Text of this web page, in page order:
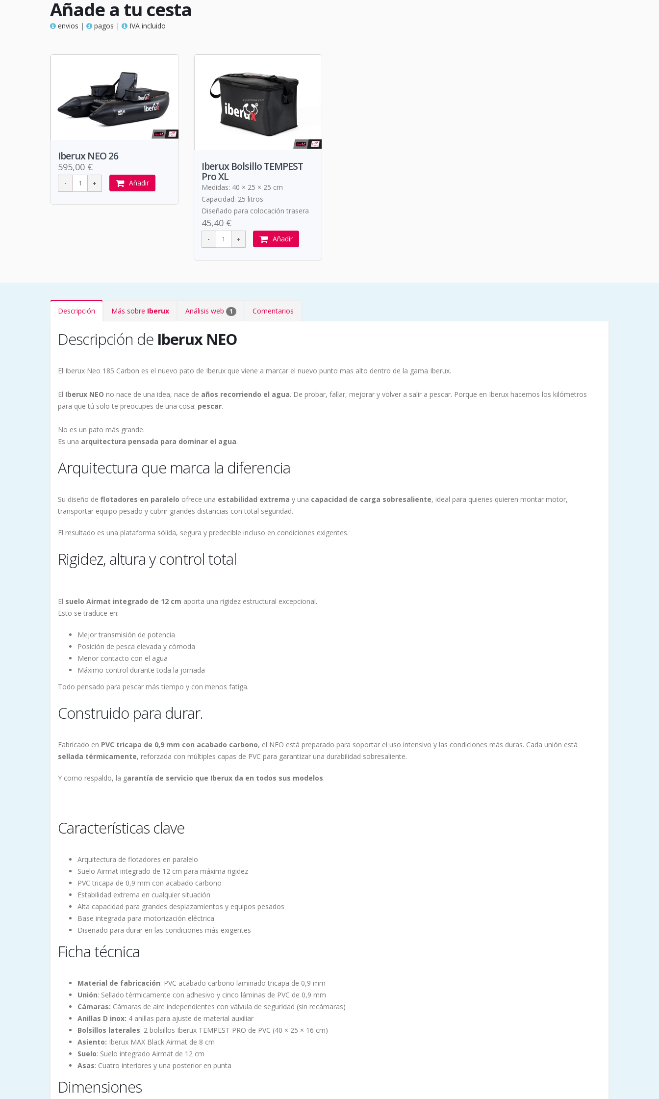
Añade a tu cesta
envios | pagos | IVA incluido
Iberux NEO 26
595,00 €
Añadir
Iberux Bolsillo TEMPEST
Pro XL
Medidas: 40 × 25 × 25 cm
Capacidad: 25 litros
Diseñado para colocación trasera
45,40 €
Añadir
Descripción Más sobre Iberux Análisis web 1 Comentarios
Descripción de Iberux NEO
El Iberux Neo 185 Carbon es el nuevo pato de Iberux que viene a marcar el nuevo punto mas alto dentro de la gama Iberux.
El Iberux NEO no nace de una idea, nace de años recorriendo el agua. De probar, fallar, mejorar y volver a salir a pescar. Porque en Iberux hacemos los kilómetros
para que tú solo te preocupes de una cosa: pescar.
No es un pato más grande.
Es una arquitectura pensada para dominar el agua.
Arquitectura que marca la diferencia
Su diseño de flotadores en paralelo ofrece una estabilidad extrema y una capacidad de carga sobresaliente, ideal para quienes quieren montar motor,
transportar equipo pesado y cubrir grandes distancias con total seguridad.
El resultado es una plataforma sólida, segura y predecible incluso en condiciones exigentes.
Rigidez, altura y control total
El suelo Airmat integrado de 12 cm aporta una rigidez estructural excepcional.
Esto se traduce en:
Mejor transmisión de potencia
Posición de pesca elevada y cómoda
Menor contacto con el agua
Máximo control durante toda la jornada
Todo pensado para pescar más tiempo y con menos fatiga.
Construido para durar.
Fabricado en PVC tricapa de 0,9 mm con acabado carbono, el NEO está preparado para soportar el uso intensivo y las condiciones más duras. Cada unión está
sellada térmicamente, reforzada con múltiples capas de PVC para garantizar una durabilidad sobresaliente.
Y como respaldo, la garantía de servicio que Iberux da en todos sus modelos.
Características clave
Arquitectura de flotadores en paralelo
Suelo Airmat integrado de 12 cm para máxima rigidez
PVC tricapa de 0,9 mm con acabado carbono
Estabilidad extrema en cualquier situación
Alta capacidad para grandes desplazamientos y equipos pesados
Base integrada para motorización eléctrica
Diseñado para durar en las condiciones más exigentes
Ficha técnica
Material de fabricación: PVC acabado carbono laminado tricapa de 0,9 mm
Unión: Sellado térmicamente con adhesivo y cinco láminas de PVC de 0,9 mm
Cámaras: Cámaras de aire independientes con válvula de seguridad (sin recámaras)
Anillas D inox: 4 anillas para ajuste de material auxiliar
Bolsillos laterales: 2 bolsillos Iberux TEMPEST PRO de PVC (40 × 25 × 16 cm)
Asiento: Iberux MAX Black Airmat de 8 cm
Suelo: Suelo integrado Airmat de 12 cm
Asas: Cuatro interiores y una posterior en punta
Dimensiones